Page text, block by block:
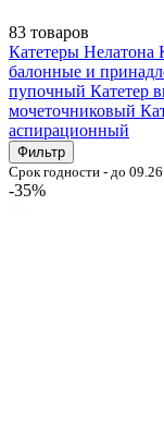
83 товаров
Катетеры Нелатона
балонные и
пупочный Катетер
мочеточниковый
аспирационный
Фильтр
Срок годности - до 09.26
-35%